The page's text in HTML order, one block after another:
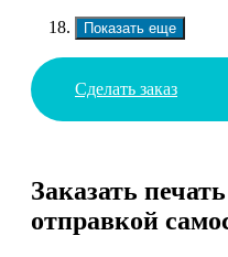
Показать еще
Сделать заказ
Заказать
отправкой